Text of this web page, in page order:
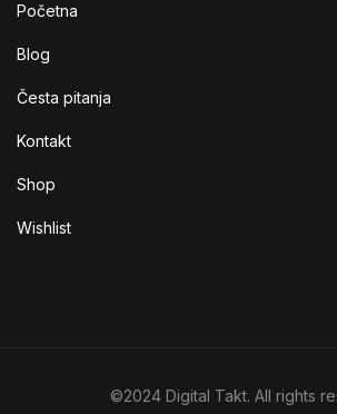
Početna
Blog
Česta pitanja
Kontakt
Shop
Wishlist
©2024 Digital Takt. All rights